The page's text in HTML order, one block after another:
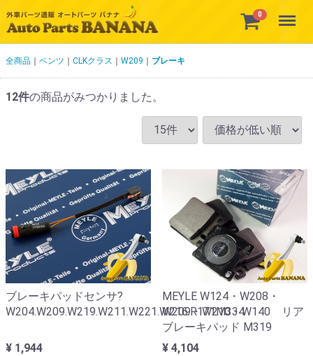
0 Menu
全商品 ベンツ CLKクラス W209 ブレーキ
12件の商品がみつかりました。
ブレーキパッドセンサ?
W204.W209.W219.W211.W221.W216.R171M334
¥ 1,944
MEYLE W124・W208・
W209・W210・W140 リア
ブレーキパッド M319
¥ 4,104